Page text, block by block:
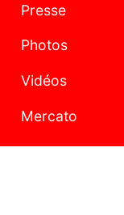
Presse
Photos
Vidéos
Mercato